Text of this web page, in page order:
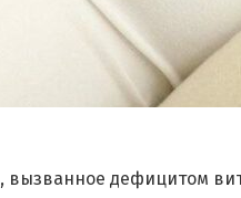
вызванное дефицитом